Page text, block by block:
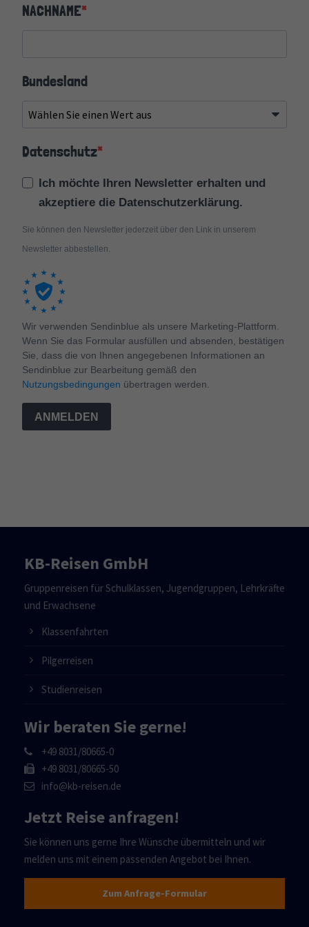
NACHNAME
Bundesland
Datenschutz
Ich möchte Ihren Newsletter erhalten und
akzeptiere die Datenschutzerklärung.
Sie können den Newsletter jederzeit über den Link in unserem
Newsletter abbestellen.
Wir verwenden Sendinblue als unsere Marketing-Plattform.
Wenn Sie das Formular ausfüllen und absenden, bestätigen
Sie, dass die von Ihnen angegebenen Informationen an
Sendinblue zur Bearbeitung gemäß den
Nutzungsbedingungen übertragen werden.
ANMELDEN
KB-Reisen GmbH
Gruppenreisen für Schulklassen, Jugendgruppen, Lehrkräfte
und Erwachsene
Klassenfahrten
Pilgerreisen
Studienreisen
Wir beraten Sie gerne!
+49 8031/80665-0
+49 8031/80665-50
info@kb-reisen.de
Jetzt Reise anfragen!
Sie können uns gerne Ihre Wünsche übermitteln und wir
melden uns mit einem passenden Angebot bei Ihnen.
Zum Anfrage-Formular